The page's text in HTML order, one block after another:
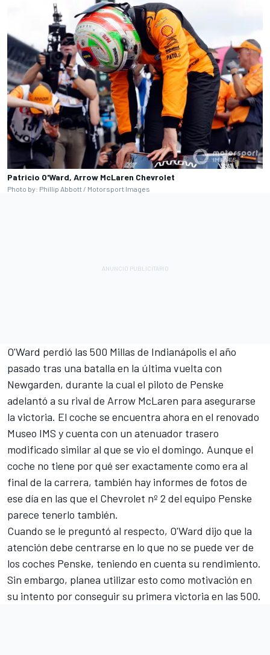
Patricio O'Ward, Arrow McLaren Chevrolet
Photo by: Phillip Abbott / Motorsport Images
O'Ward perdió las 500 Millas de Indianápolis el año
pasado tras una batalla en la última vuelta con
Newgarden, durante la cual el piloto de Penske
adelantó a su rival de Arrow McLaren para asegurarse
la victoria. El coche se encuentra ahora en el renovado
Museo IMS y cuenta con un atenuador trasero
modificado similar al que se vio el domingo. Aunque el
coche no tiene por qué ser exactamente como era al
final de la carrera, también hay informes de fotos de
ese día en las que el Chevrolet nº 2 del equipo Penske
parece tenerlo también.
Cuando se le preguntó al respecto, O'Ward dijo que la
atención debe centrarse en lo que no se puede ver de
los coches Penske, teniendo en cuenta su rendimiento.
Sin embargo, planea utilizar esto como motivación en
su intento por conseguir su primera victoria en las 500.